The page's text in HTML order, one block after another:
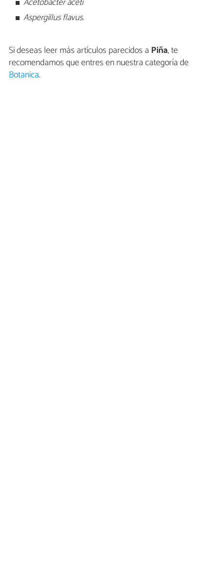
Aspergillus flavus.
Si deseas leer más artículos parecidos a Piña, te
recomendamos que entres en nuestra categoría de
Botanica.